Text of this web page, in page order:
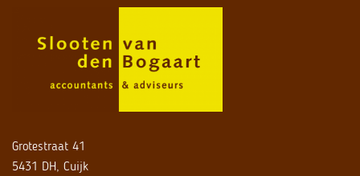
Grotestraat 41
5431 DH, Cuijk